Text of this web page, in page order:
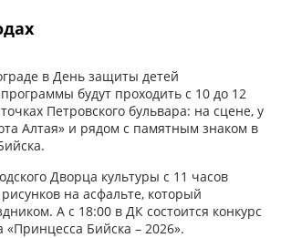
в День защиты детей
будут проходить с 10 до 12
Петровского бульвара: на сцене, у
Алтая» и рядом с памятным знаком в
Дворца культуры с 11 часов
на асфальте, который
А с 18:00 в ДК состоится конкурс
«Принцесса Бийска – 2026».